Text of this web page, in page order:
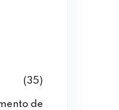
(35)
de